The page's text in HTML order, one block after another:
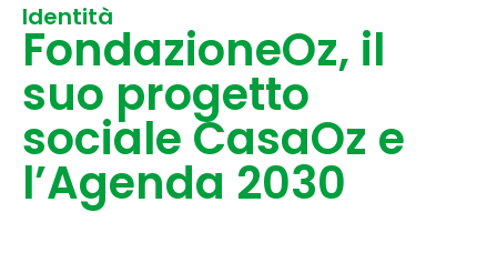
Identità
FondazioneOz, il
suo progetto
sociale CasaOz e
l’Agenda 2030